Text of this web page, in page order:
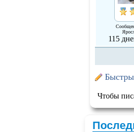
115
Чтобы